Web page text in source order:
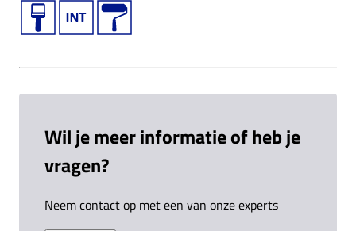
Wil je meer informatie of heb je
vragen?
Neem contact op met een van onze experts